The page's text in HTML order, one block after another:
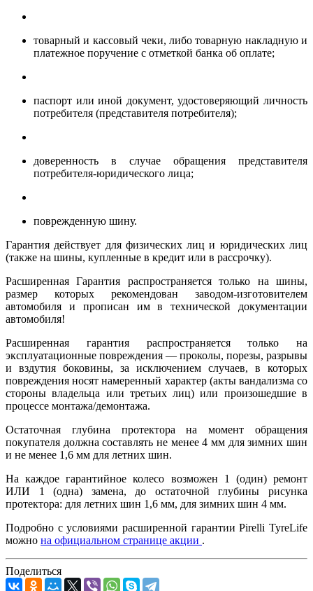
товарный и кассовый чеки, либо товарную накладную и
платежное поручение с отметкой банка об оплате;
паспорт или иной документ, удостоверяющий личность
потребителя (представителя потребителя);
доверенность в случае обращения представителя
потребителя-юридического лица;
поврежденную шину.
Гарантия действует для физических лиц и юридических лиц
(также на шины, купленные в кредит или в рассрочку).
Расширенная Гарантия распространяется только на шины,
размер которых рекомендован заводом-изготовителем
автомобиля и прописан им в технической документации
автомобиля!
Расширенная гарантия распространяется только на
эксплуатационные повреждения — проколы, порезы, разрывы
и вздутия боковины, за исключением случаев, в которых
повреждения носят намеренный характер (акты вандализма со
стороны владельца или третьих лиц) или произошедшие в
процессе монтажа/демонтажа.
Остаточная глубина протектора на момент обращения
покупателя должна составлять не менее 4 мм для зимних шин
и не менее 1,6 мм для летних шин.
На каждое гарантийное колесо возможен 1 (один) ремонт
ИЛИ 1 (одна) замена, до остаточной глубины рисунка
протектора: для летних шин 1,6 мм, для зимних шин 4 мм.
Подробно с условиями расширенной гарантии Pirelli TyreLife
можно на официальном странице акции .
Поделиться